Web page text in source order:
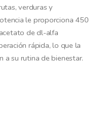
verduras y
le proporciona 450
de dl-alfa
rápida, lo que la
a su rutina de bienestar.